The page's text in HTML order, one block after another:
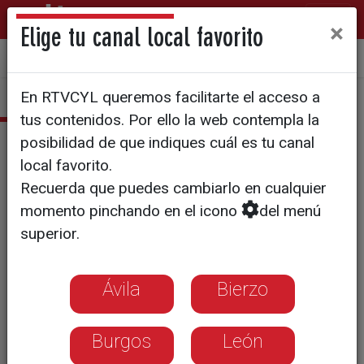
Galería de imágenes
Cartas de Miguel Delibes
lucha por los Derechos Humanosy recogedor de los
problemas de su tiempo, trató de combatir la más que
posible condena de muerte de los encausados en el
proceso de Burgos. Para ello, se alió con el Padre Llanos y
juntos usaron las letras del escritor para
requerir el
Elige tu canal local favorito ×
En RTVCYL queremos facilitarte el acceso a
tus contenidos. Por ello la web contempla la
posibilidad de que indiques cuál es tu canal
local favorito.
Recuerda que puedes cambiarlo en cualquier
momento pinchando en el icono
del menú
superior.
Ávila Bierzo
Burgos León